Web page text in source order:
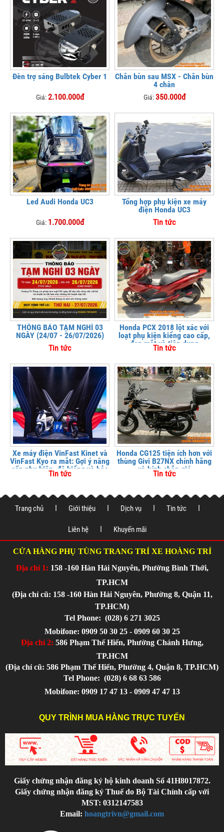
Đèn trợ sáng Bulbtek Cyber 1
Giá:2.100.000đ
Chắn bùn sau MSX - Chắn bùn
4 chân
Giá:350.000đ
Led Audi Honda UC3
Giá: 1.700.000đ
Tổng hợp phụ kiện xe máy
điện Honda UC3
Tin tức
THÔNG BÁO TẠM NGHỈ 03
NGÀY (24/07 - 26/07/2026)
Tin tức
Honda PCX 2018 lột xác với
loạt phụ kiện kiểng cao cấp,
đẹp mắt và tiện dụng
Tin tức
Xe máy điện VinFast Kinet và
VinFast Kyo ra mắt: Gợi ý nâng
cấp phụ kiện, độ kiểng và bảo
vệ xe tại
Tin tức
Honda CG125 tiện ích hơn với
thùng Givi B27NX chính hãng
và kính chắn gió
Tin tức
Trang chủ Giới thiệu Dịch vụ Tin tức
Liên hệ Khuyến mãi
CỬA HÀNG PHỤ TÙNG TRANG TRÍ XE HOÀNG TRÍ
Địa chỉ 1: 158 -160 Hàn Hải Nguyên, Phường Bình Thới,
TP.HCM
(Địa chỉ cũ: 158 -160 Hàn Hải Nguyên, Phường 8, Quận 11,
TP.HCM)
Tel Phone: (028) 6 271 3025
Mobifone: 0909 50 30 25 - 0909 60 30 25
Địa chỉ 2: 586 Phạm Thế Hiển, Phường Chánh Hưng,
TP.HCM
(Địa chỉ cũ: 586 Phạm Thế Hiển, Phường 4, Quận 8, TP.HCM)
Tel Phone: (028) 6 68 63 586
Mobifone: 0909 17 47 13 - 0909 47 47 13
QUY TRÌNH MUA HÀNG TRỰC TUYẾN
Giấy chứng nhận đăng ký hộ kinh doanh Số 41H8017872.
Giấy chứng nhận đăng ký Thuế do Bộ Tài Chính cấp với
MST: 0312147583
Email: hoangtrivn@gmail.com